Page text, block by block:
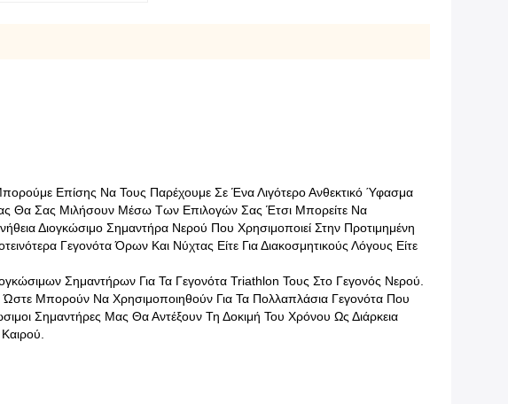
Επίσης Να Τους Παρέχουμε Σε Ένα Λιγότερο Ανθεκτικό Ύφασμα
Θα Σας Μιλήσουν Μέσω Των Επιλογών Σας Έτσι Μπορείτε Να
Διογκώσιμο Σημαντήρα Νερού Που Χρησιμοποιεί Στην Προτιμημένη
Γεγονότα Όρων Και Νύχτας Είτε Για Διακοσμητικούς Λόγους Είτε
Σημαντήρων Για Τα Γεγονότα Triathlon Τους Στο Γεγονός Νερού.
Μπορούν Να Χρησιμοποιηθούν Για Τα Πολλαπλάσια Γεγονότα Που
Σημαντήρες Μας Θα Αντέξουν Τη Δοκιμή Του Χρόνου Ως Διάρκεια